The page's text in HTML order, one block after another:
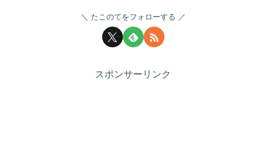
たこのてをフォローする
スポンサーリンク